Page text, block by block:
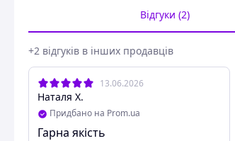
Відгуки (2)
+2 відгуків в інших продавців
13.06.2026
Наталя Х.
Придбано на Prom.ua
Гарна якість